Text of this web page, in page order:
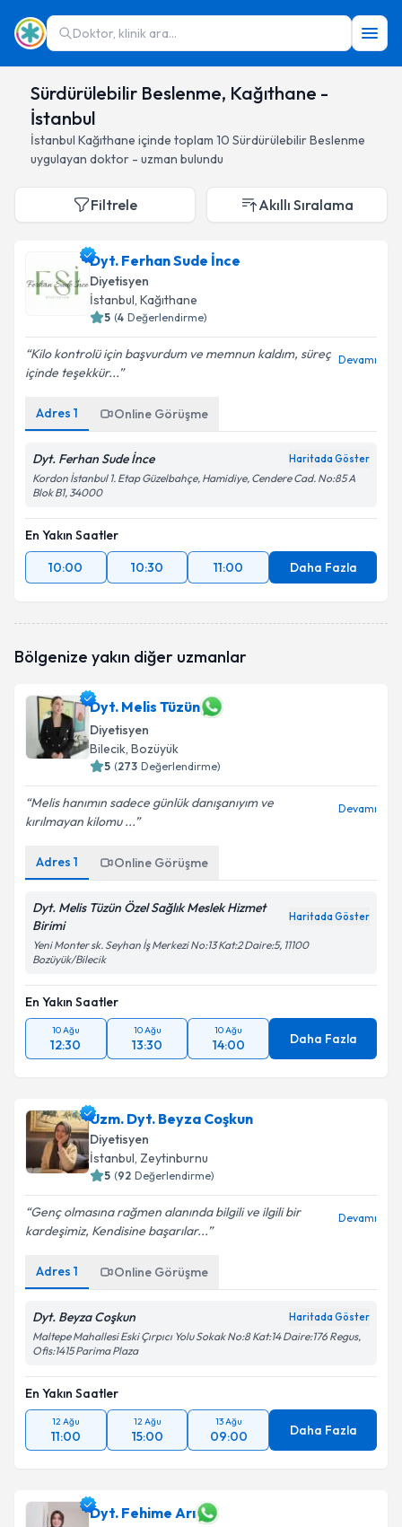
Doktor, klinik ara...
Sürdürülebilir Beslenme, Kağıthane -
İstanbul
İstanbul Kağıthane içinde toplam 10 Sürdürülebilir Beslenme
uygulayan doktor - uzman bulundu
Filtrele Akıllı Sıralama
Dyt. Ferhan Sude İnce
Diyetisyen
İstanbul, Kağıthane
5 (4 Değerlendirme)
Kilo kontrolü için başvurdum ve memnun kaldım, süreç
içinde teşekkür...
Devamı
Adres 1 Online Görüşme
Dyt. Ferhan Sude İnce Haritada Göster
Kordon İstanbul 1. Etap Güzelbahçe, Hamidiye, Cendere Cad. No:85 A
Blok B1, 34000
En Yakın Saatler
10:00
10:30 11:00 Daha Fazla
Bölgenize yakın diğer uzmanlar
Dyt. Melis Tüzün
Diyetisyen
Bilecik, Bozüyük
5 (273 Değerlendirme)
Melis hanımın sadece günlük danışanıyım ve
kırılmayan kilomu ...
Devamı
Adres 1 Online Görüşme
Dyt. Melis Tüzün Özel Sağlık Meslek Hizmet
Birimi
Haritada Göster
Yeni Monter sk. Seyhan İş Merkezi No:13 Kat:2 Daire:5, 11100
Bozüyük/Bilecik
En Yakın Saatler
10 Ağu
12:30
10 Ağu
13:30
10 Ağu
14:00 Daha Fazla
Uzm. Dyt. Beyza Coşkun
Diyetisyen
İstanbul, Zeytinburnu
5 (92 Değerlendirme)
Genç olmasına rağmen alanında bilgili ve ilgili bir
kardeşimiz, Kendisine başarılar...
Devamı
Adres 1 Online Görüşme
Dyt. Beyza Coşkun Haritada Göster
Maltepe Mahallesi Eski Çırpıcı Yolu Sokak No:8 Kat:14 Daire:176 Regus,
Ofis:1415 Parima Plaza
En Yakın Saatler
12 Ağu
11:00
12 Ağu
15:00
13 Ağu
09:00 Daha Fazla
Dyt. Fehime Arı